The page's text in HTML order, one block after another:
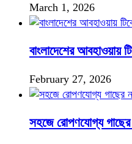
March 1, 2026
বাংলাদেশের আবহাওয়ায়
February 27, 2026
সহজে রোপণযোগ্য গাছের